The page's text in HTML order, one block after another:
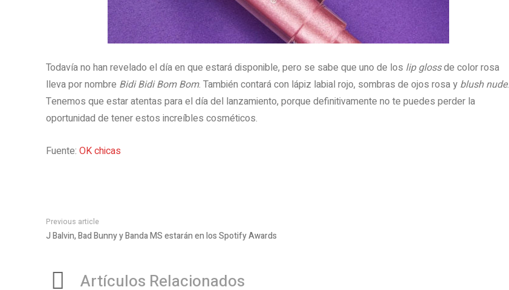
Todavía no han revelado el día en que estará disponible, pero se sabe que uno de los lip glossde color rosa
lleva por nombre Bidi Bidi Bom Bom. También contará con lápiz labial rojo, sombras de ojos rosa y blush nude.
Tenemos que estar atentas para el día del lanzamiento, porque definitivamente no te puedes perder la
oportunidad de tener estos increíbles cosméticos.
Fuente: OK chicas
Previous article
J Balvin, Bad Bunny y Banda MS estarán en los Spotify Awards
Artículos Relacionados